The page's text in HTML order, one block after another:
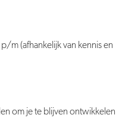
(afhankelijk van kennis en
om je te blijven ontwikkelen